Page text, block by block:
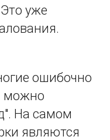
уже
ошибочно
можно
На самом
являются